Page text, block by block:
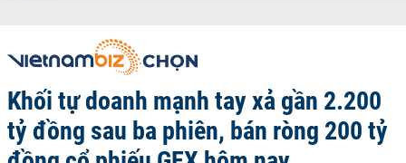
Khối tự doanh mạnh tay xả gần 2.200
tỷ đồng sau ba phiên, bán ròng 200 tỷ